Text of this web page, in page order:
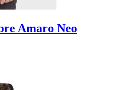
Amaro Neo